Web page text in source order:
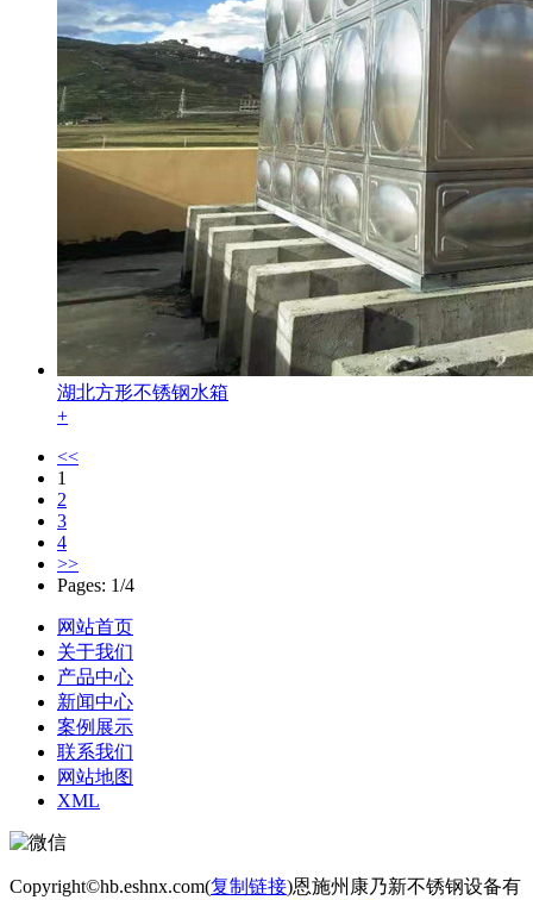
湖北方形不锈钢水箱
+
<<
1
2
3
4
>>
Pages: 1/4
网站首页
关于我们
产品中心
新闻中心
案例展示
联系我们
网站地图
XML
Copyright©hb.eshnx.com(复制链接)恩施州康乃新不锈钢设备有